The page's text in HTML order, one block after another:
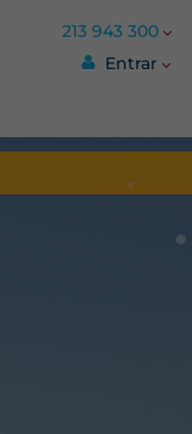
213 943 300
Entrar